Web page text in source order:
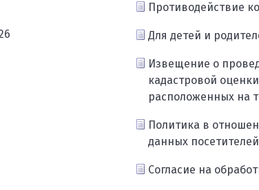
Противодействие
Для детей и
Извещение о
кадастровой
расположенных на
Политика в
данных
Согласие на